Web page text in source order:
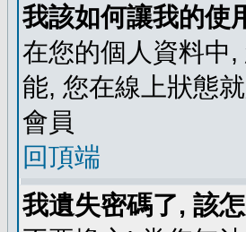
我該如何讓我的使
在您的個人資料中
能, 您在線上狀態
會員
回頂端
我遺失密碼了, 該